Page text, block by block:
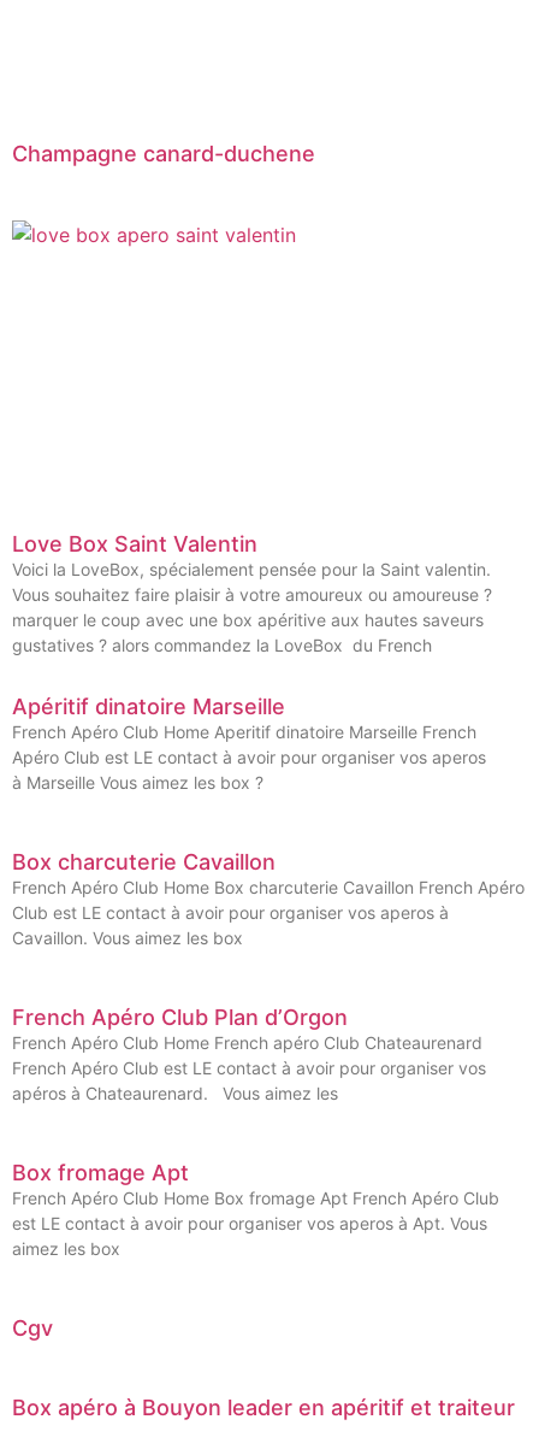
Champagne canard-duchene
Love Box Saint Valentin
Voici la LoveBox, spécialement pensée pour la Saint valentin.
Vous souhaitez faire plaisir à votre amoureux ou amoureuse ?
marquer le coup avec une box apéritive aux hautes saveurs
gustatives ? alors commandez la LoveBox du French
Apéritif dinatoire Marseille
French Apéro Club Home Aperitif dinatoire Marseille French
Apéro Club est LE contact à avoir pour organiser vos aperos
à Marseille Vous aimez les box ?
Box charcuterie Cavaillon
French Apéro Club Home Box charcuterie Cavaillon French Apéro
Club est LE contact à avoir pour organiser vos aperos à
Cavaillon. Vous aimez les box
French Apéro Club Plan d’Orgon
French Apéro Club Home French apéro Club Chateaurenard
French Apéro Club est LE contact à avoir pour organiser vos
apéros à Chateaurenard. Vous aimez les
Box fromage Apt
French Apéro Club Home Box fromage Apt French Apéro Club
est LE contact à avoir pour organiser vos aperos à Apt. Vous
aimez les box
Cgv
Box apéro à Bouyon leader en apéritif et traiteur